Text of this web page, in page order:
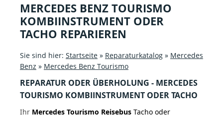
MERCEDES BENZ TOURISMO
KOMBIINSTRUMENT ODER
TACHO REPARIEREN
Sie sind hier: Startseite » Reparaturkatalog » Mercedes
Benz » Mercedes Benz Tourismo
REPARATUR ODER ÜBERHOLUNG - MERCEDES
TOURISMO KOMBIINSTRUMENT ODER TACHO
Ihr Mercedes Tourismo Reisebus Tacho oder